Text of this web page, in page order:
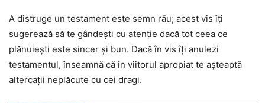
A distruge un testament este semn rău; acest vis îți
sugerează să te gândești cu atenție dacă tot ceea ce
plănuiești este sincer și bun. Dacă în vis îți anulezi
testamentul, înseamnă că în viitorul apropiat te așteaptă
altercații neplăcute cu cei dragi.